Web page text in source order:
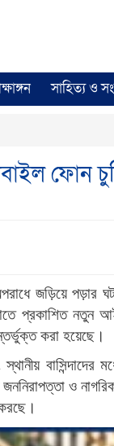
সাহিত্য ও
ফোন
জড়িয়ে পড়ার
প্রকাশিত নতুন
করা হয়েছে।
বাসিন্দাদের
ও